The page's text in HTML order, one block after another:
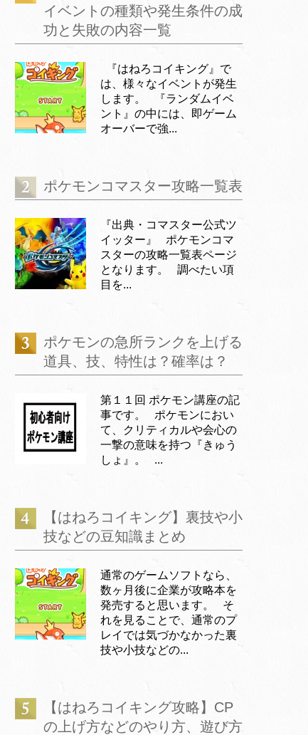
イベントの種類や発生条件の成
功と失敗の内容一覧
『はねろコイキング』で
は、様々なイベントが発生
します。 『ランダムイベ
ント』の中には、即ゲーム
オーバーで強...
ポケモンコマスター攻略一覧表
『出典・コマスター公式ツ
イッター』 ポケモンコマ
スターの攻略一覧表ページ
となります。 調べたい項
目を...
ポケモンの急所ランクを上げる
道具、技、特性は？確率は？
第１１回 ポケモン講座の記
事です。 ポケモンにおい
て、クリティカルや会心の
一撃の意味を持つ『きゅう
しょ』。 ...
【はねろコイキング】裏技や小
技などの豆知識まとめ
通常のゲームソフトなら、
数ヶ月後に企業が攻略本を
発売すると思います。 そ
れを見ることで、通常のプ
レイでは気づかなかった裏
技や小技などの...
【はねろコイキング攻略】CP
の上げ方などのやり方、遊び方